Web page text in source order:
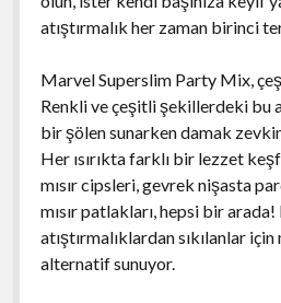
atıştırmalık her zaman birinci
Marvel Superslim Party Mix,
Renkli ve çeşitli şekillerdeki bu
bir şölen sunarken damak
Her ısırıkta farklı bir lezzet
mısır cipsleri, gevrek nişasta
mısır patlakları, hepsi bir arada!
atıştırmalıklardan sıkılanlar
alternatif sunuyor.